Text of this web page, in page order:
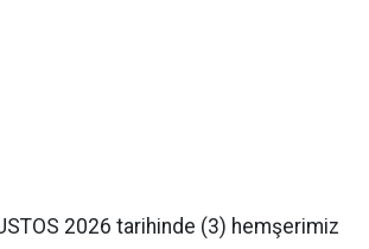
2026 tarihinde (3) hemşerimiz